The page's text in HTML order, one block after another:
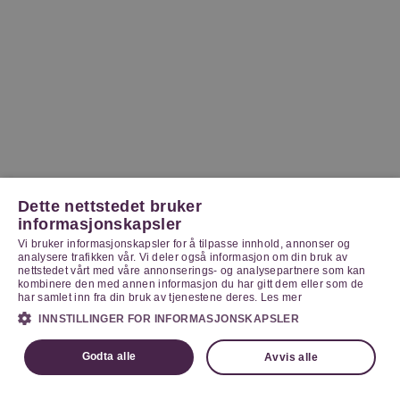
Dette nettstedet bruker
informasjonskapsler
Vi bruker informasjonskapsler for å tilpasse innhold, annonser og
analysere trafikken vår. Vi deler også informasjon om din bruk av
nettstedet vårt med våre annonserings- og analysepartnere som kan
kombinere den med annen informasjon du har gitt dem eller som de
har samlet inn fra din bruk av tjenestene deres. Les mer
INNSTILLINGER FOR INFORMASJONSKAPSLER
Godta alle Avvis alle